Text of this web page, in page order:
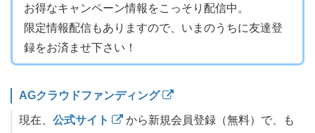
お得なキャンペーン情報をこっそり配信中。
限定情報配信もありますので、いまのうちに友達登
録をお済ませ下さい！
AGクラウドファンディング
現在、 公式サイト
から新規会員登録（無料）で、も